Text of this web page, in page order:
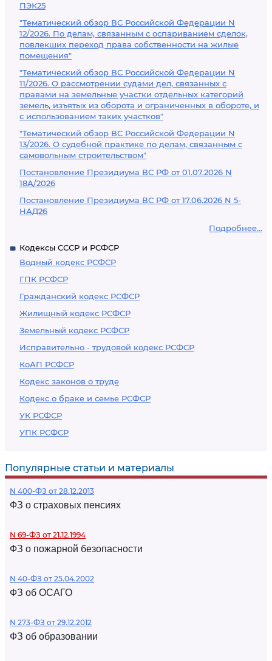
ПЭК25
"Тематический обзор ВС Российской Федерации N
12/2026. По делам, связанным с оспариванием сделок,
повлекших переход права собственности на жилые
помещения"
"Тематический обзор ВС Российской Федерации N
11/2026. О рассмотрении судами дел, связанных с
правами на земельные участки отдельных категорий
земель, изъятых из оборота и ограниченных в обороте, и
с использованием таких участков"
"Тематический обзор ВС Российской Федерации N
13/2026. О судебной практике по делам, связанным с
самовольным строительством"
Постановление Президиума ВС РФ от 01.07.2026 N
18А/2026
Постановление Президиума ВС РФ от 17.06.2026 N 5-
НАД26
Подробнее...
Кодексы СССР и РСФСР
Водный кодекс РСФСР
ГПК РСФСР
Гражданский кодекс РСФСР
Жилищный кодекс РСФСР
Земельный кодекс РСФСР
Исправительно - трудовой кодекс РСФСР
КоАП РСФСР
Кодекс законов о труде
Кодекс о браке и семье РСФСР
УК РСФСР
УПК РСФСР
Популярные статьи и материалы
N 400-ФЗ от 28.12.2013
ФЗ о страховых пенсиях
N 69-ФЗ от 21.12.1994
ФЗ о пожарной безопасности
N 40-ФЗ от 25.04.2002
ФЗ об ОСАГО
N 273-ФЗ от 29.12.2012
ФЗ об образовании